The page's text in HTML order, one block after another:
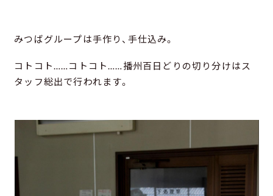
みつばグループは手作り、手仕込み。
コトコト……コトコト……播州百日どりの切り分けはス
タッフ総出で行われます。